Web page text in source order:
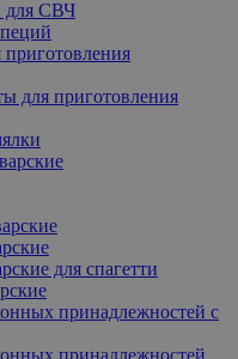
для СВЧ
для приготовления
для спагетти
принадлежностей с
принадлежностей